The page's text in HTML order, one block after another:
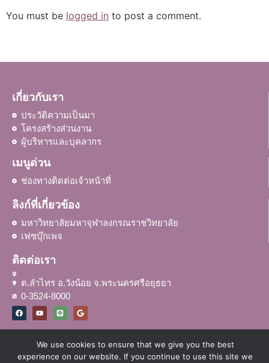
You must be logged in to post a comment.
เกี่ยวกับเรา
ประวัติความเป็นมา
โครงสร้างส่วนงาน
ผู้บริหารและบุคลากร
เมนูด่วน
ช่องทางติดต่อเจ้าหน้าที่
ลิงก์ที่เกี่ยวข้อง
มหาวิทยาลัยมหาจุฬาลงกรณราชวิทยาลัย
เฟซบุ๊กเพจ
ติดต่อเรา
ต.ลำไทร อ.วังน้อย จ.พระนครศรีอยุธยา
0-3524-8000
We use cookies to ensure that we give you the best
experience on our website. If you continue to use this site we